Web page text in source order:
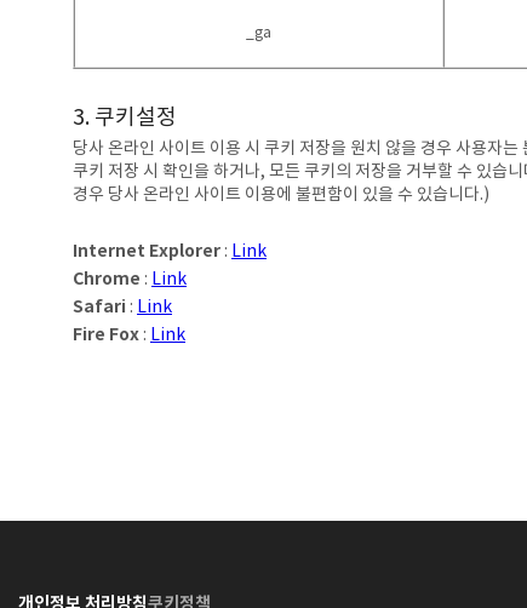
_ga
3. 쿠키설정
당사 온라인 사이트 이용 시 쿠키 저장을 원치 않을 경우 사용자
쿠키 저장 시 확인을 하거나, 모든 쿠키의 저장을 거부할 수 있습
경우 당사 온라인 사이트 이용에 불편함이 있을 수 있습니다.)
Internet Explorer : Link
Chrome : Link
Safari : Link
Fire Fox : Link
개인정보 처리방침쿠키정책